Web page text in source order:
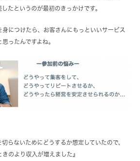
したというのが最初のきっかけです。
につけたら、お客さんにもっといいサービス
ったんですよね。
切らないためにどうするか想定していたので、
のより収入が増えました』